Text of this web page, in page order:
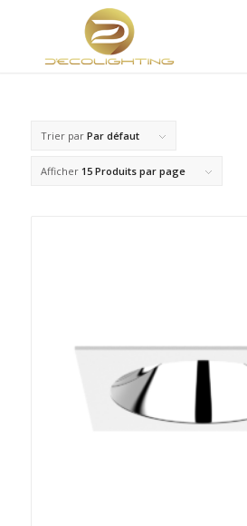
Trier par Par défaut
Afficher 15 Produits par page